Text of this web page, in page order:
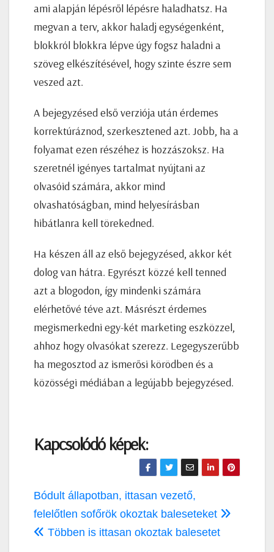
ami alapján lépésről lépésre haladhatsz. Ha
megvan a terv, akkor haladj egységenként,
blokkról blokkra lépve úgy fogsz haladni a
szöveg elkészítésével, hogy szinte észre sem
veszed azt.
A bejegyzésed első verziója után érdemes
korrektúráznod, szerkesztened azt. Jobb, ha a
folyamat ezen részéhez is hozzászoksz. Ha
szeretnél igényes tartalmat nyújtani az
olvasóid számára, akkor mind
olvashatóságban, mind helyesírásban
hibátlanra kell törekedned.
Ha készen áll az első bejegyzésed, akkor két
dolog van hátra. Egyrészt közzé kell tenned
azt a blogodon, így mindenki számára
elérhetővé téve azt. Másrészt érdemes
megismerkedni egy-két marketing eszközzel,
ahhoz hogy olvasókat szerezz. Legegyszerűbb
ha megosztod az ismerősi körödben és a
közösségi médiában a legújabb bejegyzésed.
Kapcsolódó képek:
Bejegyzés
navigáció
Bódult állapotban, ittasan vezető,
felelőtlen sofőrök okoztak baleseteket
Többen is ittasan okoztak balesetet